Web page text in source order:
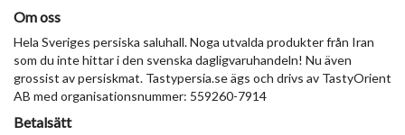
Om oss
Hela Sveriges persiska saluhall. Noga utvalda produkter från Iran
som du inte hittar i den svenska dagligvaruhandeln! Nu även
grossist av persiskmat. Tastypersia.se ägs och drivs av TastyOrient
AB med organisationsnummer: 559260-7914
Betalsätt